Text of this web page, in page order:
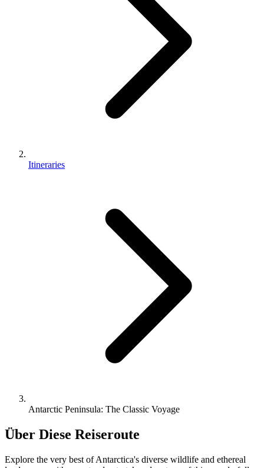
Itineraries
Antarctic Peninsula: The Classic Voyage
Über Diese Reiseroute
Explore the very best of Antarctica's diverse wildlife and ethereal